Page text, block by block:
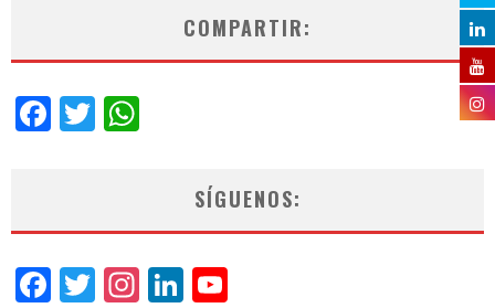
COMPARTIR:
Facebook
Twitter
SÍGUENOS:
Facebook
Twitter
Instagram
LinkedIn